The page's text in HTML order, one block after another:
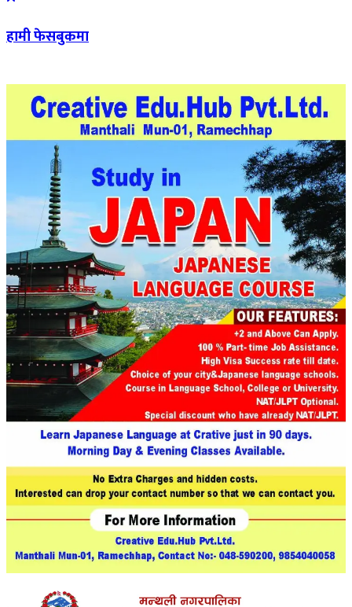
हामी फेसबुकमा